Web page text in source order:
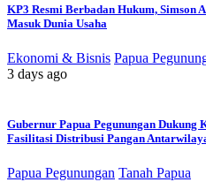
KP3 Resmi Berbadan Hukum, Simson
Masuk Dunia Usaha
Ekonomi & Bisnis Papua
3 days ago
Gubernur Papua Pegunungan Dukung
Fasilitasi Distribusi Pangan
Papua Pegunungan Tanah Papua